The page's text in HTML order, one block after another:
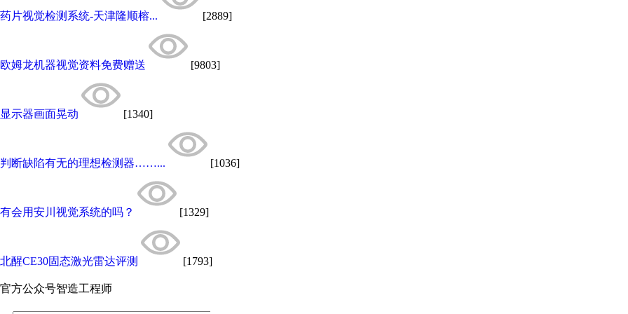
药片视觉检测系统-天津隆顺榕... [2889]
欧姆龙机器视觉资料免费赠送 [9803]
显示器画面晃动 [1340]
判断缺陷有无的理想检测器……... [1036]
有会用安川视觉系统的吗？ [1329]
北醒CE30固态激光雷达评测 [1793]
官方公众号智造工程师